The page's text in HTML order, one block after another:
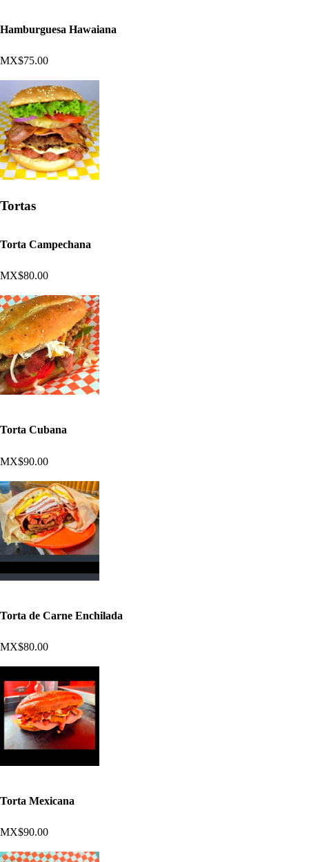
Hamburguesa Hawaiana
MX$75.00
Tortas
Torta Campechana
MX$80.00
Torta Cubana
MX$90.00
Torta de Carne Enchilada
MX$80.00
Torta Mexicana
MX$90.00